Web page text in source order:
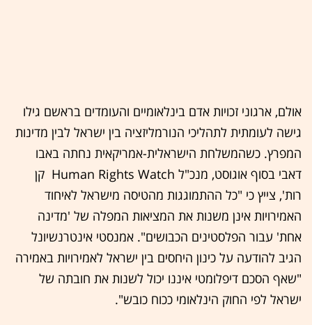
אולם, ארגוני זכויות אדם בינלאומיים והעומדים בראשם גילו
גישה לעומתית לתהליכי הנורמליזציה בין ישראל לבין מדינות
המפרץ. כשהמשלחת הישראלית-אמריקאית נחתה באבו
דאבי בסוף אוגוסט, מנכ"ל Human Rights Watch קן
רות', צייץ כי "כל ההתמוגגות מהטיסה מישראל לאיחוד
האמירויות אינן משנות את המציאות המפלה של 'מדינה
אחת' עבור הפלסטינים הכבושים". אמנסטי אינטרנשיונל
הגיב להודעה על כינון היחסים בין ישראל לאמירויות באמירה
"שאף הסכם דיפלומטי איננו יכול לשנות את חובתה של
ישראל לפי החוק הינלאומי ככוח כובש".